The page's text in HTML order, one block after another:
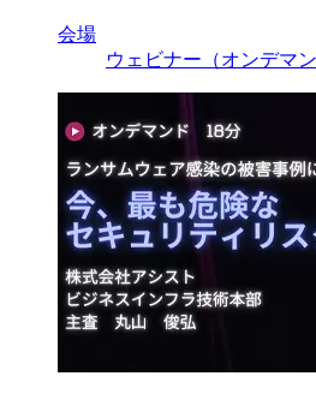
会場
ウェビナー（オンデマン